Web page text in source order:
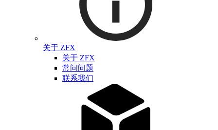
关于 ZFX
关于 ZFX
常问问题
联系我们